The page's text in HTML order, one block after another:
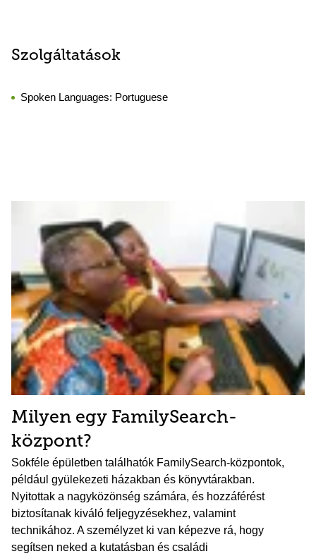
Szolgáltatások
Spoken Languages: Portuguese
Milyen egy FamilySearch-
központ?
Sokféle épületben találhatók FamilySearch-központok,
például gyülekezeti házakban és könyvtárakban.
Nyitottak a nagyközönség számára, és hozzáférést
biztosítanak kiváló feljegyzésekhez, valamint
technikához. A személyzet ki van képezve rá, hogy
segítsen neked a kutatásban és családi